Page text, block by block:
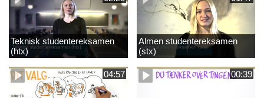
Teknisk studentereksamen
(htx)
Almen studentereksamen
(stx)
04:57 00:39